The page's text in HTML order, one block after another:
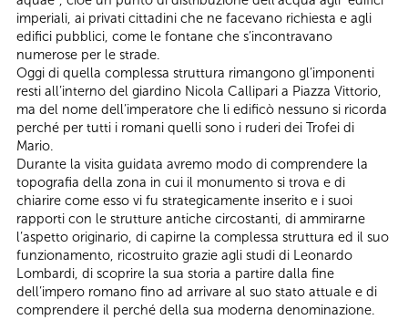
imperiali, ai privati cittadini che ne facevano richiesta e agli
edifici pubblici, come le fontane che s’incontravano
numerose per le strade.
Oggi di quella complessa struttura rimangono gl’imponenti
resti all’interno del giardino Nicola Callipari a Piazza Vittorio,
ma del nome dell’imperatore che li edificò nessuno si ricorda
perché per tutti i romani quelli sono i ruderi dei Trofei di
Mario.
Durante la visita guidata avremo modo di comprendere la
topografia della zona in cui il monumento si trova e di
chiarire come esso vi fu strategicamente inserito e i suoi
rapporti con le strutture antiche circostanti, di ammirarne
l’aspetto originario, di capirne la complessa struttura ed il suo
funzionamento, ricostruito grazie agli studi di Leonardo
Lombardi, di scoprire la sua storia a partire dalla fine
dell’impero romano fino ad arrivare al suo stato attuale e di
comprendere il perché della sua moderna denominazione.